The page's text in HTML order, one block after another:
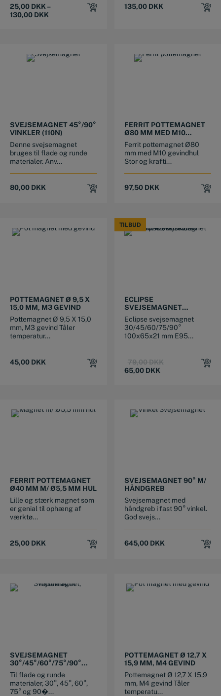
25,00 DKK –
130,00 DKK
135,00 DKK
SVEJSEMAGNET 45°/90°
VINKLER (110N)
Denne svejsemagnet
bruges til flade og runde
materialer. Anv...
80,00 DKK
FERRIT POTTEMAGNET
Ø80 MM MED M10
GEVINDHUL
Ferrit pottemagnet Ø80
mm med M10 gevindhul
Stor og krafti...
97,50 DKK
POTTEMAGNET Ø 9,5 X
15,0 MM, M3 GEVIND
Pottemagnet Ø 9,5 X 15,0
mm, M3 gevind Tåler
temperatur...
45,00 DKK
TILBUD
TILBUD
ECLIPSE
SVEJSEMAGNET
30/45/60/75/90°
100X65X21
Eclipse svejsemagnet
30/45/60/75/90°
100x65x21 mm E95...
79,00DKKOriginal
65,00 DKK
Current
FERRIT POTTEMAGNET
Ø40 MM M/ Ø5,5 MM HUL
Lille og stærk magnet som
er genial til ophæng af
værktø...
25,00 DKK
SVEJSEMAGNET 90° M/
HÅNDGREB
Svejsemagnet med
håndgreb i fast 90° vinkel.
God svejs...
645,00 DKK
SVEJSEMAGNET
30°/45°/60°/75°/90°
VINKLER (110N)
Til flade og runde
materialer, 30°, 45°, 60°,
75° og 90�...
POTTEMAGNET Ø 12,7 X
15,9 MM, M4 GEVIND
Pottemagnet Ø 12,7 X 15,9
mm, M4 gevind Tåler
temperatu...